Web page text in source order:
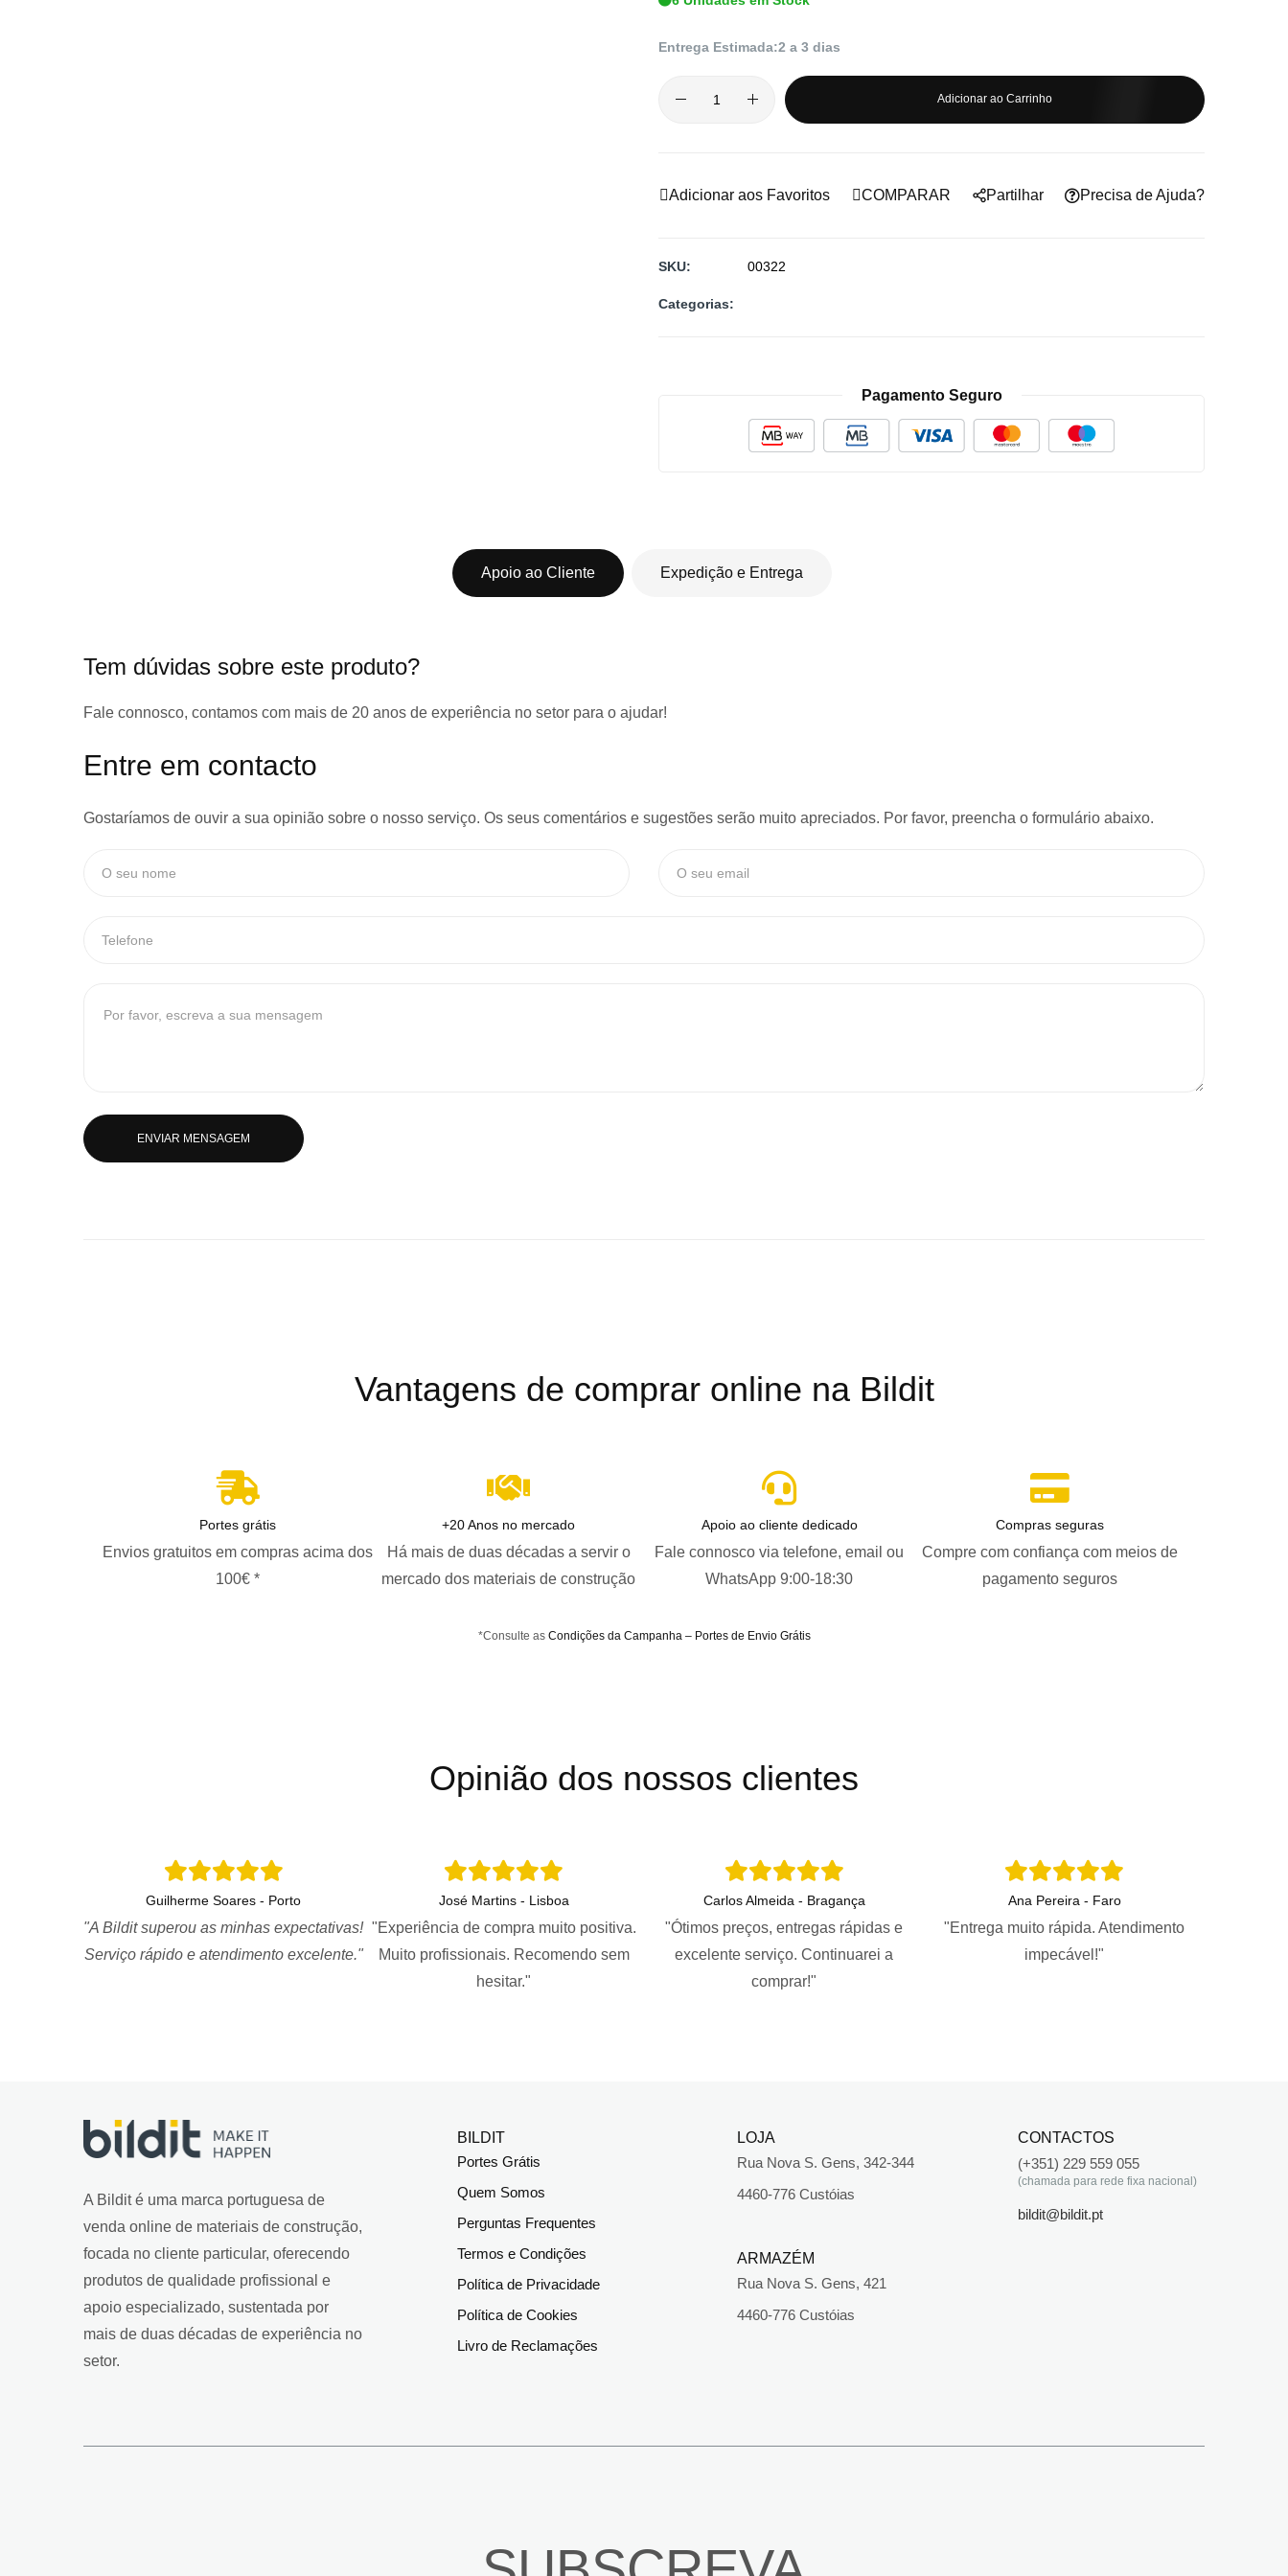
Entrega Estimada:2 a 3 dias
Adicionar ao Carrinho
Adicionar aos Favoritos COMPARAR Precisa de Ajuda?
Partilhar
SKU 00322
Categorias:
Pagamento Seguro
Apoio ao Cliente
Tem dúvidas sobre este produto?
Fale connosco, contamos com mais de 20 anos de experiência no setor para o ajudar!
Entre em contacto
Gostaríamos de ouvir a sua opinião sobre o nosso serviço. Os seus comentários e sugestões serão muito apreciados. Por favor, preencha o formulário abaixo.
ENVIAR MENSAGEM
Expedição e Entrega
Vantagens de comprar online na Bildit
Portes grátis
Envios gratuitos em compras acima dos
100€ *
+20 Anos no mercado
Há mais de duas décadas a servir o
mercado dos materiais de construção
Apoio ao cliente dedicado
Fale connosco via telefone, email ou
WhatsApp 9:00-18:30
Compras seguras
Compre com confiança com meios de
pagamento seguros
*Consulte as Condições da Campanha – Portes de Envio Grátis
Opinião dos nossos clientes
Guilherme Soares - Porto
"A Bildit superou as minhas expectativas!
Serviço rápido e atendimento excelente."
José Martins - Lisboa
"Experiência de compra muito positiva.
Muito profissionais. Recomendo sem
hesitar."
Carlos Almeida - Bragança
"Ótimos preços, entregas rápidas e
excelente serviço. Continuarei a
comprar!"
Ana Pereira - Faro
"Entrega muito rápida. Atendimento
impecável!"
A Bildit é uma marca portuguesa de
venda online de materiais de construção,
focada no cliente particular, oferecendo
produtos de qualidade profissional e
apoio especializado, sustentada por
mais de duas décadas de experiência no
setor.
BILDIT
Portes Grátis
Quem Somos
Perguntas Frequentes
Termos e Condições
Política de Privacidade
Política de Cookies
Livro de Reclamações
LOJA
Rua Nova S. Gens, 342-344
4460-776 Custóias
ARMAZÉM
Rua Nova S. Gens, 421
4460-776 Custóias
CONTACTOS
(+351) 229 559 055
(chamada para rede fixa nacional)
bildit@bildit.pt